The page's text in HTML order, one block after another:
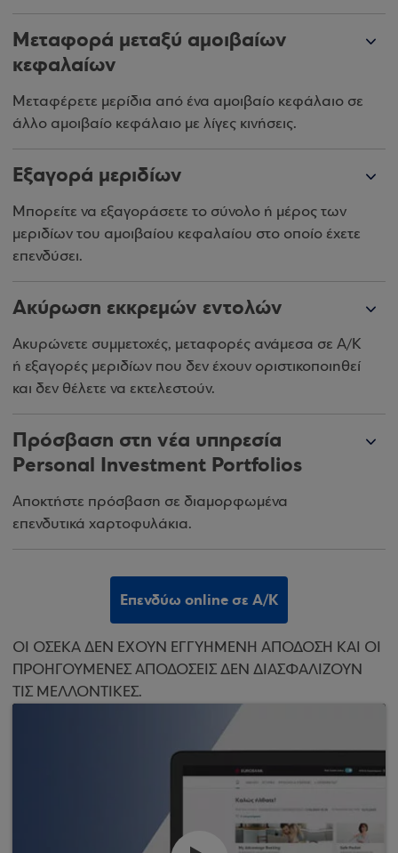
Μεταφορά μεταξύ αμοιβαίων
κεφαλαίων
Μεταφέρετε μερίδια από ένα αμοιβαίο κεφάλαιο σε
άλλο αμοιβαίο κεφάλαιο με λίγες κινήσεις.
Εξαγορά μεριδίων
Μπορείτε να εξαγοράσετε το σύνολο ή μέρος των
μεριδίων του αμοιβαίου κεφαλαίου στο οποίο έχετε
επενδύσει.
Ακύρωση εκκρεμών εντολών
Ακυρώνετε συμμετοχές, μεταφορές ανάμεσα σε Α/Κ
ή εξαγορές μεριδίων που δεν έχουν οριστικοποιηθεί
και δεν θέλετε να εκτελεστούν.
Πρόσβαση στη νέα υπηρεσία
Personal Investment Portfolios
Αποκτήστε πρόσβαση σε διαμορφωμένα
επενδυτικά χαρτοφυλάκια.
Επενδύω online σε Α/Κ
ΟΙ ΟΣΕΚΑ ΔΕΝ ΕΧΟΥΝ ΕΓΓΥΗΜΕΝΗ ΑΠΟΔΟΣΗ ΚΑΙ ΟΙ
ΠΡΟΗΓΟΥΜΕΝΕΣ ΑΠΟΔΟΣΕΙΣ ΔΕΝ ΔΙΑΣΦΑΛΙΖΟΥΝ
ΤΙΣ ΜΕΛΛΟΝΤΙΚΕΣ.